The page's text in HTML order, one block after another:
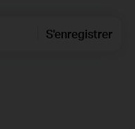
S'enregistrer